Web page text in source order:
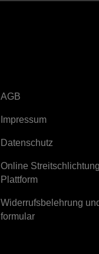
AGB
Impressum
Datenschutz
Online
Plattform
Widerrufsbelehrung
formular